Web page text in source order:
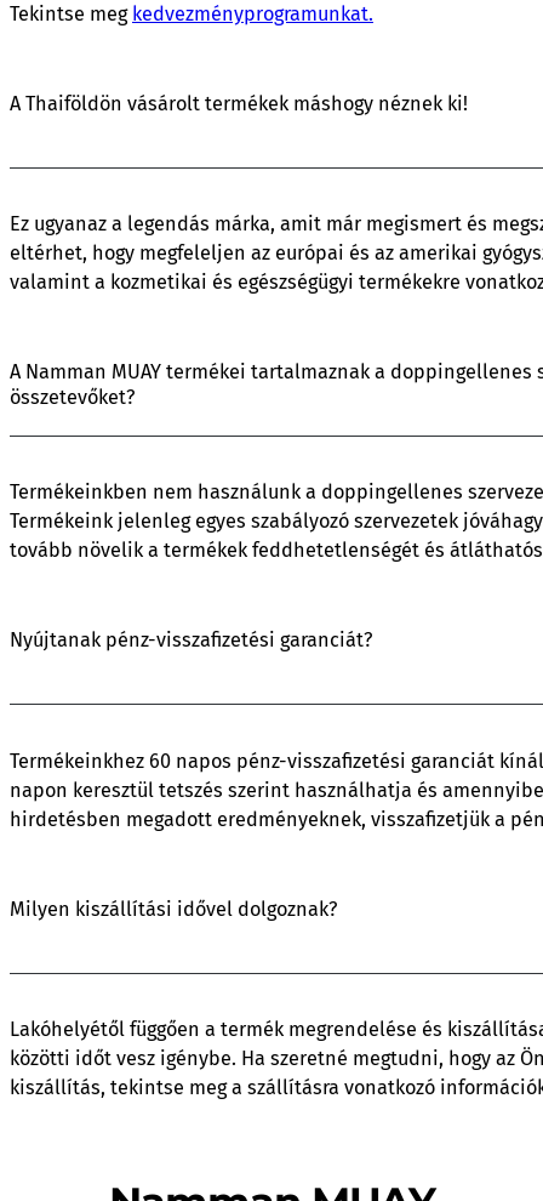
Tekintse meg kedvezményprogramunkat.
A Thaiföldön vásárolt termékek máshogy néznek ki!
Ez ugyanaz a legendás márka, amit már megismert és
eltérhet, hogy megfeleljen az európai és az amerikai
valamint a kozmetikai és egészségügyi termékekre
A Namman MUAY termékei tartalmaznak a
összetevőket?
Termékeinkben nem használunk a doppingellenes
Termékeink jelenleg egyes szabályozó szervezetek
tovább növelik a termékek feddhetetlenségét és
Nyújtanak pénz-visszafizetési garanciát?
Termékeinkhez 60 napos pénz-visszafizetési garanciát
napon keresztül tetszés szerint használhatja és
hirdetésben megadott eredményeknek, visszafizetjük a
Milyen kiszállítási idővel dolgoznak?
Lakóhelyétől függően a termék megrendelése és
közötti időt vesz igénybe. Ha szeretné megtudni, hogy az
kiszállítás, tekintse meg a szállításra vonatkozó